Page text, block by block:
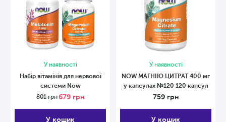
У наявності
Набір вітамінів для нервової
системи Now
801грн 679 грн
У кошик
У наявності
NOW МАГНІЮ ЦИТРАТ 400 мг
у капсулах №120 120 капсул
759 грн
У кошик